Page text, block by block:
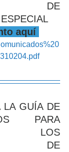
DE
aquí
LA GUÍA DE
PARA
LOS
DE